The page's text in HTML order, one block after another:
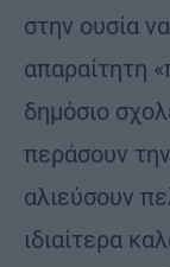
στην ουσία
απαραίτητη
δημόσιο
περάσουν
αλιεύσουν
ιδιαίτερα